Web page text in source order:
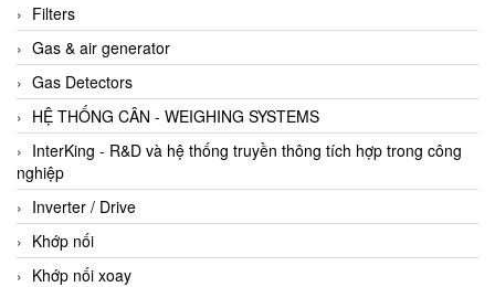
Filters
Gas & air generator
Gas Detectors
HỆ THỐNG CÂN - WEIGHING SYSTEMS
InterKing - R&D và hệ thống truyền thông tích hợp trong công
nghiệp
Inverter / Drive
Khớp nối
Khớp nối xoay